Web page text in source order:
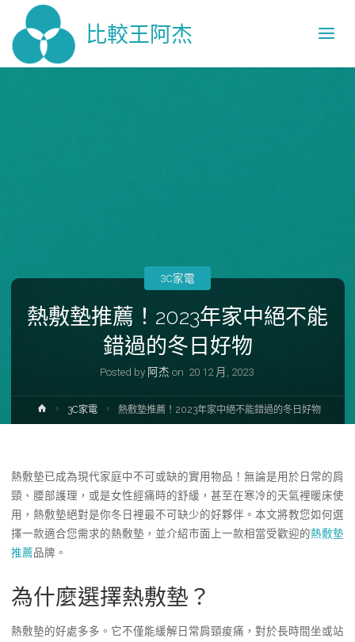
比較王阿杰
熱敷墊推薦！2023年家中絕不能
錯過的冬日好物
Posted by 阿杰 on 20 12 月, 2023
3C家電
Home3C家電 熱敷墊推薦！2023年家中絕不能錯過的冬日好物
熱敷墊已成為現代家庭中不可或缺的實用物品！無論是用於日常的肩
頸、腰部護理，或是女性經痛時的舒緩，甚至在寒冷的天氣裡暖床使
用，熱敷墊絕對是你冬日裡最不可缺少的好夥伴。本文將教您如何選
擇一款適合您需求的熱敷墊，並介紹市面上一款相當受歡迎的熱敷墊
推薦品牌。
為什麼選擇熱敷墊？
熱敷墊的好處多多。它不僅能緩解日常肩頸痠痛，對於長時間坐或站